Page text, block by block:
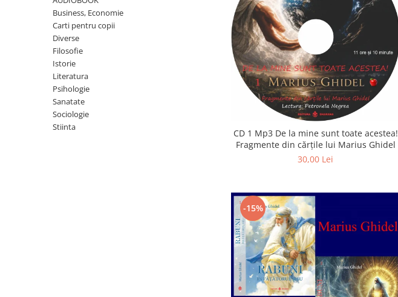
Business, Economie
Carti pentru copii
Diverse
Filosofie
Istorie
Literatura
Psihologie
Sanatate
Sociologie
Stiinta
CD 1 Mp3 De la mine sunt toate acestea!
Fragmente din cărțile lui Marius Ghidel
30,00 Lei
-15%